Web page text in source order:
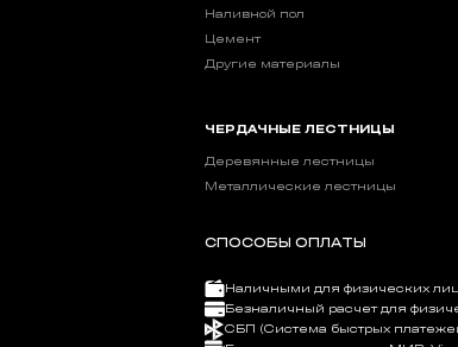
Наливной пол
Цемент
Другие материалы
ЧЕРДАЧНЫЕ ЛЕСТНИЦЫ
Деревянные лестницы
Металлические лестницы
СПОСОБЫ ОПЛАТЫ
Наличными для физических
Безналичный расчет для
СБП (Система быстрых